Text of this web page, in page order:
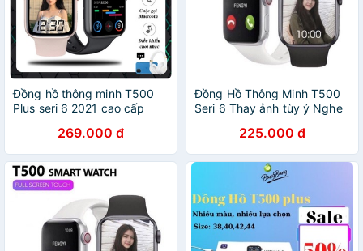
Đồng hồ thông minh T500
Plus seri 6 2021 cao cấp
269.000 đ
Đồng Hồ Thông Minh T500
Seri 6 Thay ảnh tùy ý Nghe
225.000 đ